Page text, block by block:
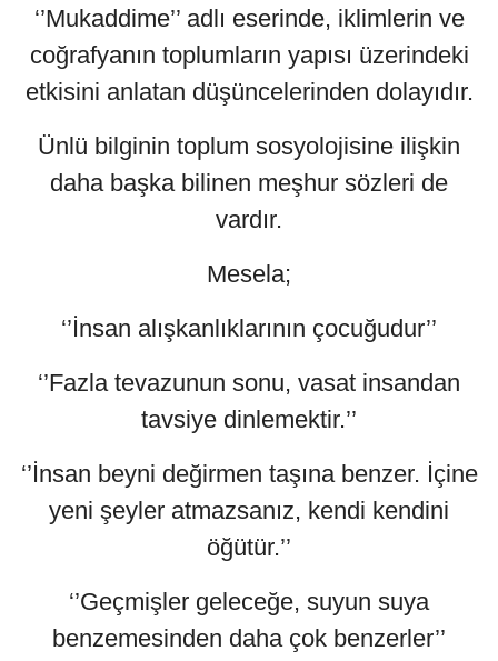
‘’Mukaddime’’ adlı eserinde, iklimlerin ve
coğrafyanın toplumların yapısı üzerindeki
etkisini anlatan düşüncelerinden dolayıdır.
Ünlü bilginin toplum sosyolojisine ilişkin
daha başka bilinen meşhur sözleri de
vardır.
Mesela;
‘’İnsan alışkanlıklarının çocuğudur’’
‘’Fazla tevazunun sonu, vasat insandan
tavsiye dinlemektir.’’
‘’İnsan beyni değirmen taşına benzer. İçine
yeni şeyler atmazsanız, kendi kendini
öğütür.’’
‘’Geçmişler geleceğe, suyun suya
benzemesinden daha çok benzerler’’